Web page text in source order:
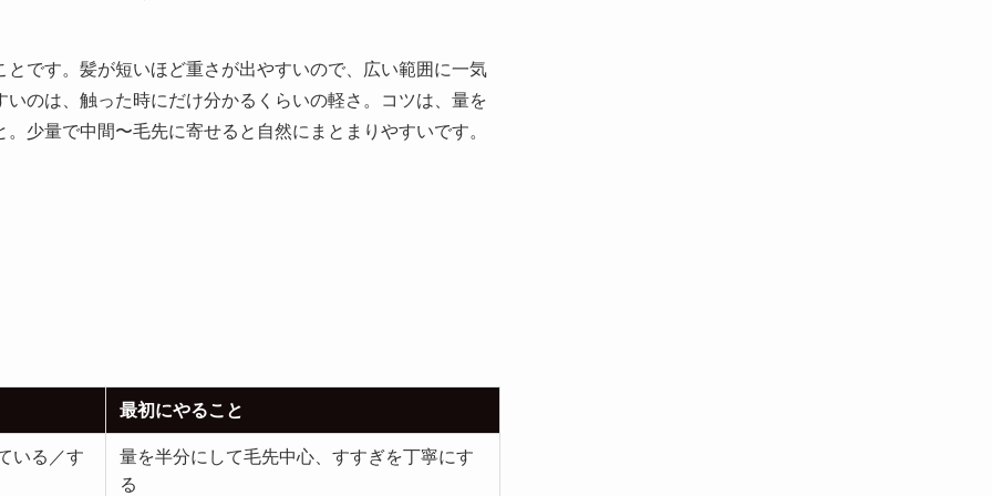
です。髪が短いほど重さが出やすいので、広い範囲に一気
のは、触った時にだけ分かるくらいの軽さ。コツは、量を
少量で中間〜毛先に寄せると自然にまとまりやすいです。
最初にやること
いる／す
量を半分にして毛先中心、すすぎを丁寧にす
る